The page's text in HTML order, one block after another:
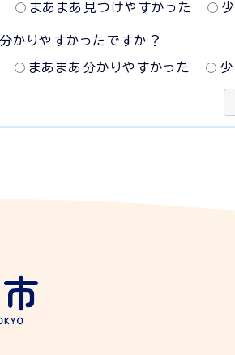
まあまあ見つけやすかった
かりやすかったですか？
まあまあ分かりやすかった